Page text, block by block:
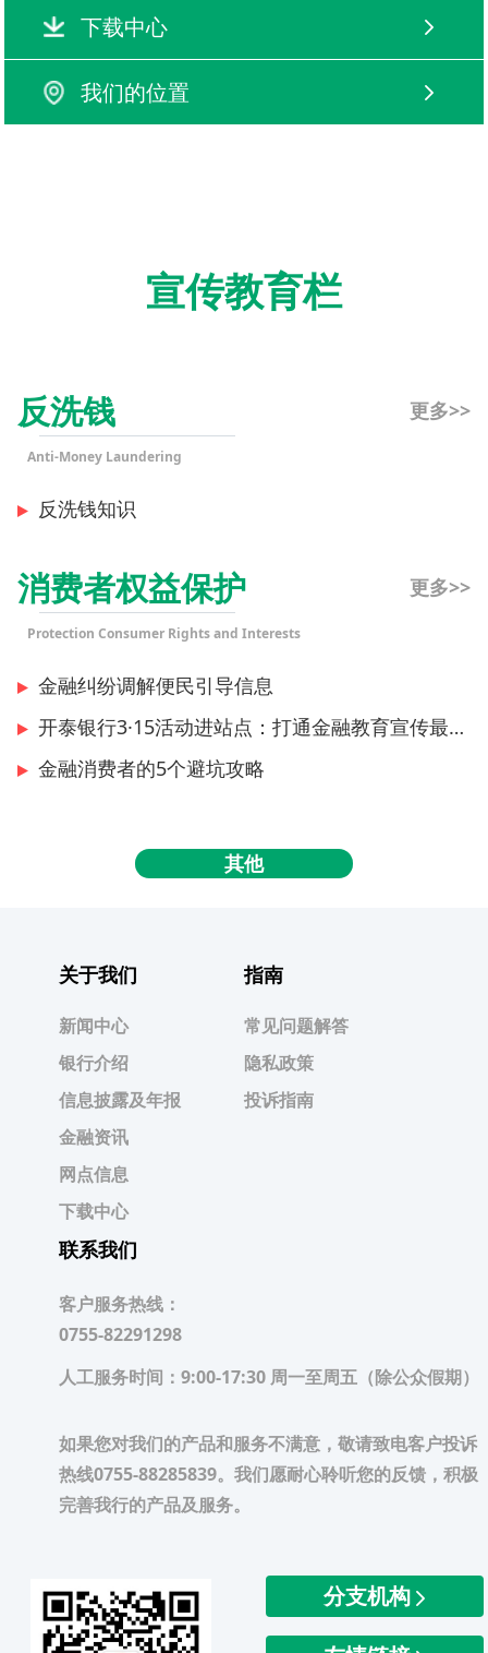
下载中心
我们的位置
宣传教育栏
反洗钱 更多>>
Anti-Money Laundering
反洗钱知识
消费者权益保护 更多>>
Protection Consumer Rights and Interests
金融纠纷调解便民引导信息
开泰银行3·15活动进站点：打通金融教育宣传最后一公里
金融消费者的5个避坑攻略
其他
关于我们
新闻中心
银行介绍
信息披露及年报
金融资讯
网点信息
下载中心
指南
常见问题解答
隐私政策
投诉指南
联系我们
客户服务热线：
0755-82291298
人工服务时间：9:00-17:30 周一至周五（除公众假期）
如果您对我们的产品和服务不满意，敬请致电客户投诉
热线0755-88285839。我们愿耐心聆听您的反馈，积极
完善我行的产品及服务。
分支机构